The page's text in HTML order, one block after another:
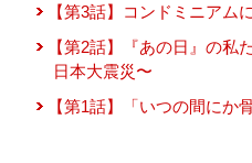
【第3話】コンドミニアム
【第2話】『あの日』の私
日本大震災〜
【第1話】「いつの間にか